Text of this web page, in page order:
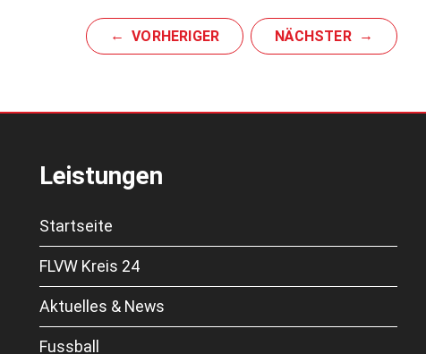
VORHERIGER NÄCHSTER
Leistungen
Startseite
FLVW Kreis 24
Aktuelles & News
Fussball